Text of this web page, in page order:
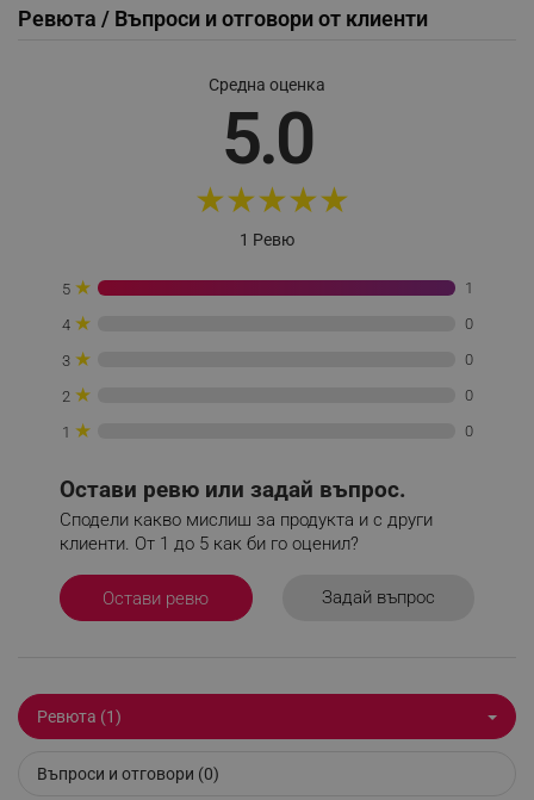
Ревюта / Въпроси и отговори от клиенти
Средна оценка
5.0
★★★★★
1 Ревю
5 ★ 1
4 ★ 0
3 ★ 0
2 ★ 0
1 ★ 0
Остави ревю или задай въпрос.
Сподели какво мислиш за продукта и с други
клиенти. От 1 до 5 как би го оценил?
Остави ревю Задай въпрос
Ревюта (1)
Въпроси и отговори (0)
_sgf_push_permission_asked
_sgf_test_mode
_sgf_delayed_campaigns .alleop.bg
Google Privacy Policy